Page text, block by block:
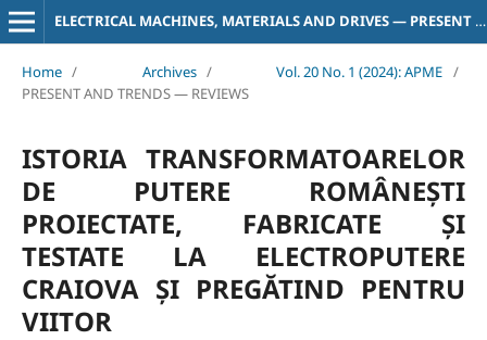
ELECTRICAL MACHINES, MATERIALS AND DRIVES — PRESENT AND TRENDS
Home / Archives / Vol. 20 No. 1 (2024): APME /
PRESENT AND TRENDS — REVIEWS
ISTORIA TRANSFORMATOARELOR
DE PUTERE ROMÂNEȘTI
PROIECTATE, FABRICATE ȘI
TESTATE LA ELECTROPUTERE
CRAIOVA ȘI PREGĂTIND PENTRU
VIITOR